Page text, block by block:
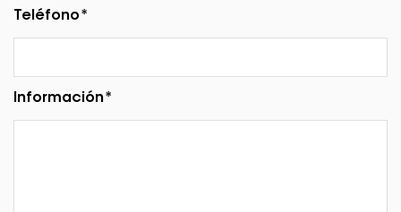
Teléfono*
Información*